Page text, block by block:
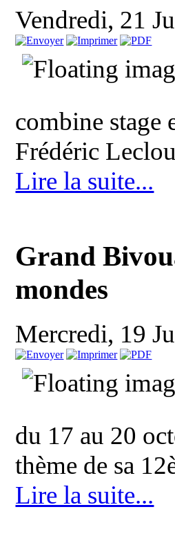
Vendredi, 21
combine stage
Frédéric
Lire la suite...
Grand
mondes
Mercredi, 19
du 17 au 20
thème de sa
Lire la suite...